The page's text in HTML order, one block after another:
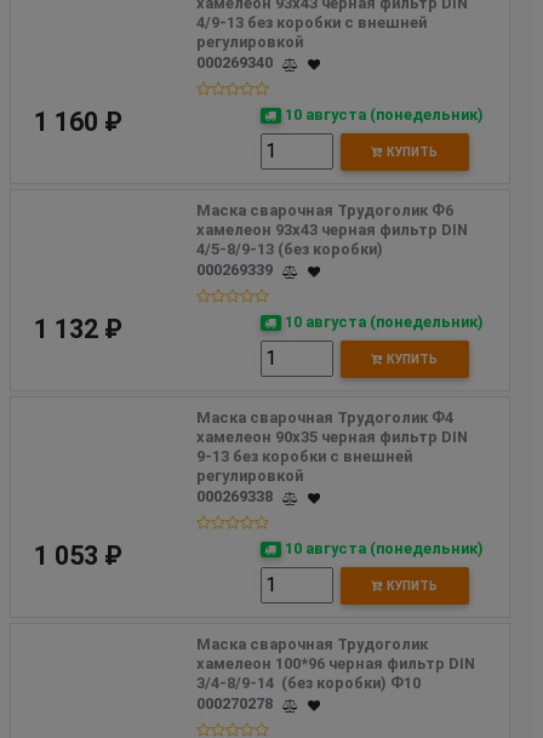
4/9-13 без коробки с внешней
регулировкой
000269340
1 160 ₽ 10 августа (понедельник)
КУПИТЬ
Маска сварочная Трудоголик Ф6
хамелеон 93х43 черная фильтр DIN
4/5-8/9-13 (без коробки)
000269339
1 132 ₽ 10 августа (понедельник)
КУПИТЬ
Маска сварочная Трудоголик Ф4
хамелеон 90х35 черная фильтр DIN
9-13 без коробки с внешней
регулировкой
000269338
1 053 ₽ 10 августа (понедельник)
КУПИТЬ
Маска сварочная Трудоголик
хамелеон 100*96 черная фильтр DIN
3/4-8/9-14  (без коробки) Ф10
000270278